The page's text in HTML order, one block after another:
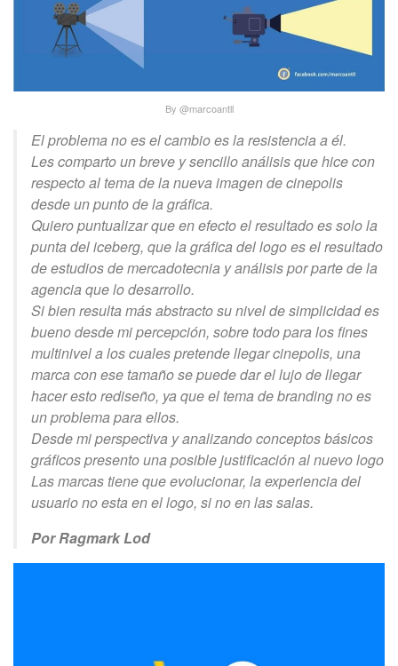
By @marcoantll
El problema no es el cambio es la resistencia a él.
Les comparto un breve y sencillo análisis que hice con
respecto al tema de la nueva imagen de cinepolis
desde un punto de la gráfica.
Quiero puntualizar que en efecto el resultado es solo la
punta del iceberg, que la gráfica del logo es el resultado
de estudios de mercadotecnia y análisis por parte de la
agencia que lo desarrollo.
Si bien resulta más abstracto su nivel de simplicidad es
bueno desde mi percepción, sobre todo para los fines
multinivel a los cuales pretende llegar cinepolis, una
marca con ese tamaño se puede dar el lujo de llegar
hacer esto rediseño, ya que el tema de branding no es
un problema para ellos.
Desde mi perspectiva y analizando conceptos básicos
gráficos presento una posible justificación al nuevo logo
Las marcas tiene que evolucionar, la experiencia del
usuario no esta en el logo, si no en las salas.
Por Ragmark Lod